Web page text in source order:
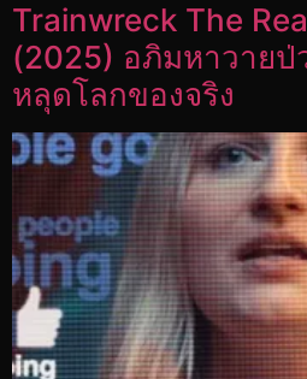
Trainwreck The
(2025) อภิมหาวายป่
หลุดโลกของจริง